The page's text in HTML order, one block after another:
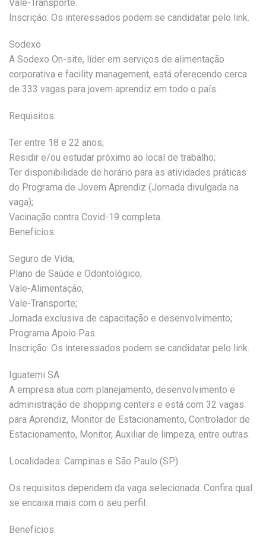
Vale-Transporte.
Inscrição: Os interessados podem se candidatar pelo link.
Sodexo
A Sodexo On-site, líder em serviços de alimentação
corporativa e facility management, está oferecendo cerca
de 333 vagas para jovem aprendiz em todo o país.
Requisitos:
Ter entre 18 e 22 anos;
Residir e/ou estudar próximo ao local de trabalho;
Ter disponibilidade de horário para as atividades práticas
do Programa de Jovem Aprendiz (Jornada divulgada na
vaga);
Vacinação contra Covid-19 completa.
Benefícios:
Seguro de Vida;
Plano de Saúde e Odontológico;
Vale-Alimentação;
Vale-Transporte;
Jornada exclusiva de capacitação e desenvolvimento;
Programa Apoio Pas.
Inscrição: Os interessados podem se candidatar pelo link.
Iguatemi SA
A empresa atua com planejamento, desenvolvimento e
administração de shopping centers e está com 32 vagas
para Aprendiz, Monitor de Estacionamento, Controlador de
Estacionamento, Monitor, Auxiliar de limpeza, entre outras.
Localidades: Campinas e São Paulo (SP).
Os requisitos dependem da vaga selecionada. Confira qual
se encaixa mais com o seu perfil.
Benefícios: